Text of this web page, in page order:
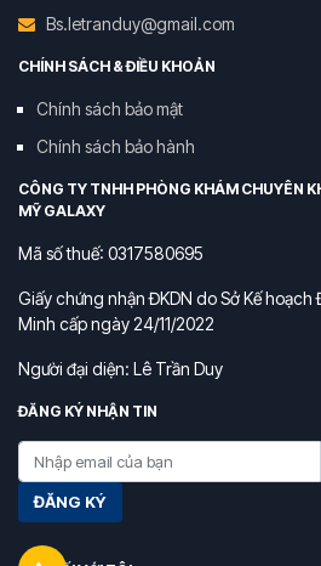
Bs.letranduy@gmail.com
CHÍNH SÁCH & ĐIỀU KHOẢN
Chính sách bảo mật
Chính sách bảo hành
CÔNG TY TNHH PHÒNG KHÁM CHUYÊN
MỸ GALAXY
Mã số thuế: 0317580695
Giấy chứng nhận ĐKDN do Sở Kế
Minh cấp ngày 24/11/2022
Người đại diện: Lê Trần Duy
ĐĂNG KÝ NHẬN TIN
ĐĂNG KÝ